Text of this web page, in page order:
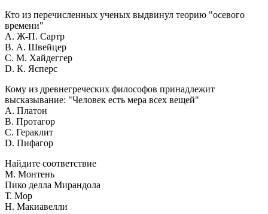
Кто из перечисленных ученых выдвинул теорию "осевого
времени"
A. Ж-П. Сартр
B. А. Швейцер
C. М. Хайдеггер
D. К. Ясперс
Кому из древнегреческих философов принадлежит
высказывание: "Человек есть мера всех вещей"
A. Платон
B. Протагор
C. Гераклит
D. Пифагор
Найдите соответствие
М. Монтень
Пико делла Мирандола
Т. Мор
Н. Макиавелли